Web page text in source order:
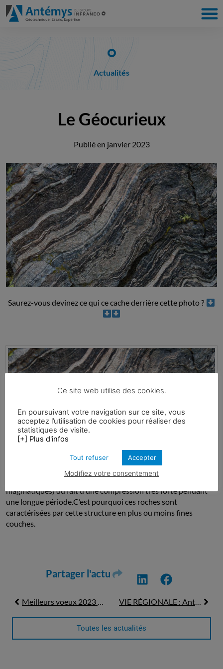
Actualités
Le Géocurieux
Publié en janvier 2023
Saurez-vous devinez ce qui ce cache derrière cette photo ?
Il s’agit d’une roche métamorphique.
C’est un type de roche dont la formation a pour origine la
transformation à l’état solide d’une roche (sédimentaires ou
magmatiques) du fait d’une compression très forte pendant
une longue période.C’est pourquoi ces roches sont
caractérisées par cette structure en plus ou moins fines
couches.
Partager l'actu
Meilleurs voeux 2023 ! Découvrez notre vidéo VIE RÉGIONALE : Antémys et la ville de Lyon￼
Toutes les actualités
Ce site web utilise des cookies.
En poursuivant votre navigation sur ce site, vous
acceptez l’utilisation de cookies pour réaliser des
statistiques de visite.
[+] Plus d'infos
Tout refuser Accepter
Modifiez votre consentement